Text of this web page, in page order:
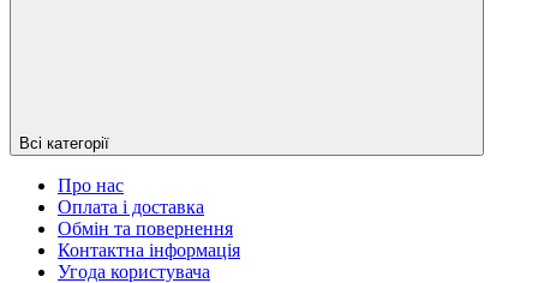
Всі категорії
Про нас
Оплата і доставка
Обмін та повернення
Контактна інформація
Угода користувача